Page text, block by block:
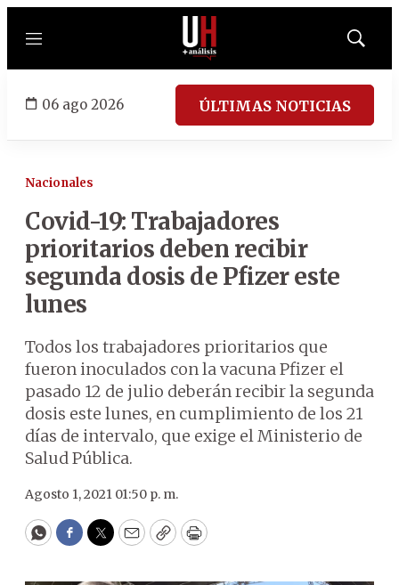
Menú
Mostrar
06 ago 2026 ÚLTIMAS NOTICIAS
Nacionales
Covid-19: Trabajadores
prioritarios deben recibir
segunda dosis de Pfizer este
lunes
Todos los trabajadores prioritarios que
fueron inoculados con la vacuna Pfizer el
pasado 12 de julio deberán recibir la segunda
dosis este lunes, en cumplimiento de los 21
días de intervalo, que exige el Ministerio de
Salud Pública.
Agosto 1, 2021 01:50 p. m.
WhatsApp
Facebook
Twitter
EmailCopyPrint